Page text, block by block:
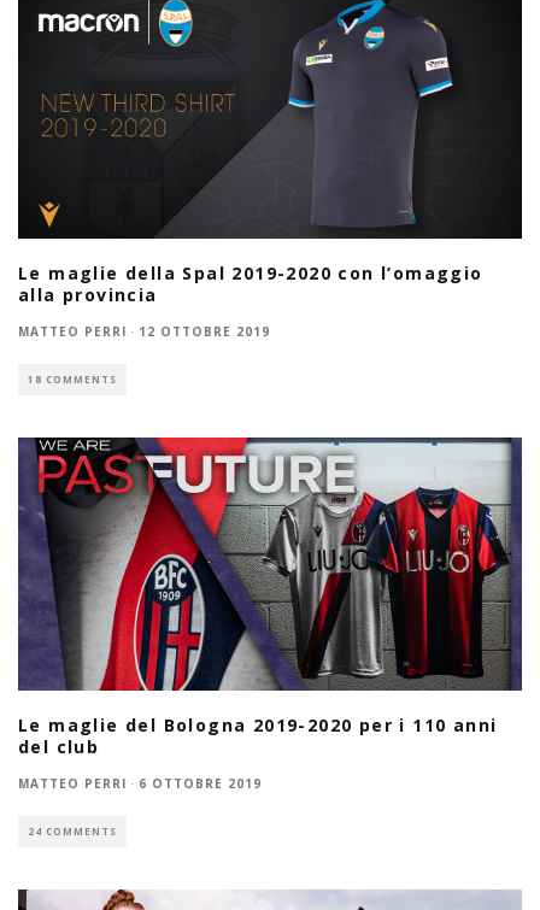
Le maglie della Spal 2019-2020 con l’omaggio
alla provincia
MATTEO PERRI · 12 OTTOBRE 2019
18 COMMENTS
Le maglie del Bologna 2019-2020 per i 110 anni
del club
MATTEO PERRI · 6 OTTOBRE 2019
24 COMMENTS